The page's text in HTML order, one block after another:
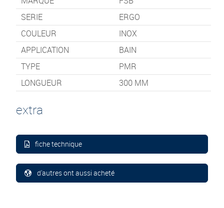
SERIE
ERGO
COULEUR
INOX
APPLICATION
BAIN
TYPE
PMR
LONGUEUR
300 MM
extra
fiche technique
d'autres ont aussi acheté